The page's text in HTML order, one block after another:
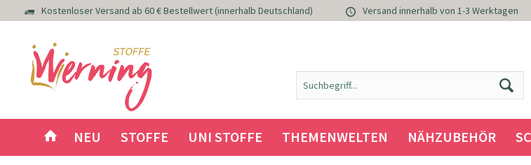
Kostenloser Versand ab 60 € Bestellwert (innerhalb Deutschland) Versand innerhalb von 1-3 Werktagen
NEU STOFFE UNI STOFFE THEMENWELTEN NÄHZUBEHÖR